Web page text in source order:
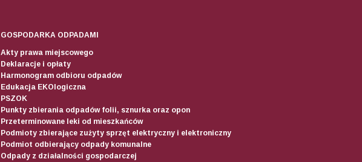
GOSPODARKA ODPADAMI
Akty prawa miejscowego
Deklaracje i opłaty
Harmonogram odbioru odpadów
Edukacja EKOlogiczna
PSZOK
Punkty zbierania odpadów folii, sznurka oraz opon
Przeterminowane leki od mieszkańców
Podmioty zbierające zużyty sprzęt elektryczny i elektroniczny
Podmiot odbierający odpady komunalne
Odpady z działalności gospodarczej